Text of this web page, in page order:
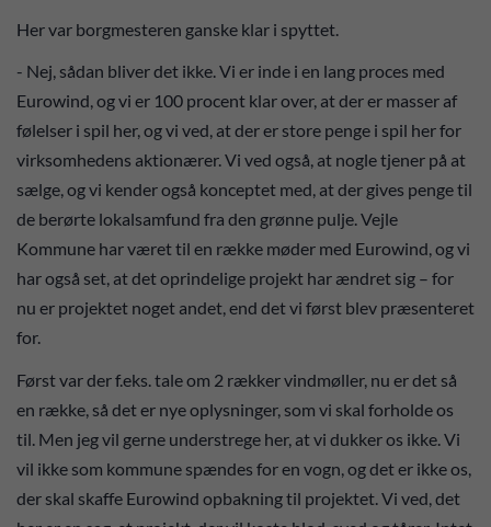
Her var borgmesteren ganske klar i spyttet.
- Nej, sådan bliver det ikke. Vi er inde i en lang proces med
Eurowind, og vi er 100 procent klar over, at der er masser af
følelser i spil her, og vi ved, at der er store penge i spil her for
virksomhedens aktionærer. Vi ved også, at nogle tjener på at
sælge, og vi kender også konceptet med, at der gives penge til
de berørte lokalsamfund fra den grønne pulje. Vejle
Kommune har været til en række møder med Eurowind, og vi
har også set, at det oprindelige projekt har ændret sig – for
nu er projektet noget andet, end det vi først blev præsenteret
for.
Først var der f.eks. tale om 2 rækker vindmøller, nu er det så
en række, så det er nye oplysninger, som vi skal forholde os
til. Men jeg vil gerne understrege her, at vi dukker os ikke. Vi
vil ikke som kommune spændes for en vogn, og det er ikke os,
der skal skaffe Eurowind opbakning til projektet. Vi ved, det